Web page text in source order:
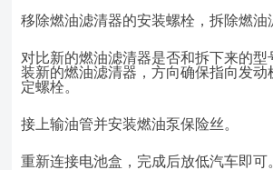
移除燃油滤清器的安装螺栓，拆除燃油
对比新的燃油滤清器是否和拆下来的型
装新的燃油滤清器，方向确保指向发动
定螺栓。
接上输油管并安装燃油泵保险丝。
重新连接电池盒，完成后放低汽车即可